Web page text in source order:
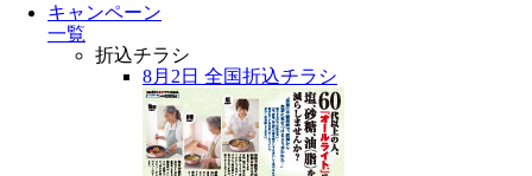
キャンペーン
一覧
折込チラシ
8月2日 全国折込チラシ